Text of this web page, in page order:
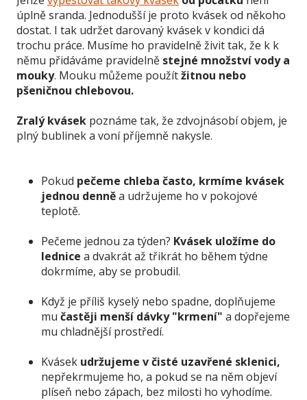
úplně sranda. Jednodušší je proto kvásek od někoho
dostat. I tak udržet darovaný kvásek v kondici dá
trochu práce. Musíme ho pravidelně živit tak, že k k
němu přidáváme pravidelně stejné množství vody a
mouky. Mouku můžeme použítžitnou nebo
pšeničnou chlebovou.
Zralý kvásek poznáme tak, že zdvojnásobí objem, je
plný bublinek a voní příjemně nakysle.
Pokud pečeme chleba často, krmíme kvásek
jednou denněa udržujeme ho v pokojové
teplotě.
Pečeme jednou za týden? Kvásek uložíme do
lednice a dvakrát až třikrát ho během týdne
dokrmíme, aby se probudil.
Když je příliš kyselý nebo spadne, doplňujeme
mu častěji menší dávky "krmení" a dopřejeme
mu chladnější prostředí.
Kvásek udržujeme v čisté uzavřené sklenici,
nepřekrmujeme ho, a pokud se na něm objeví
plíseň nebo zápach, bez milosti ho vyhodíme.